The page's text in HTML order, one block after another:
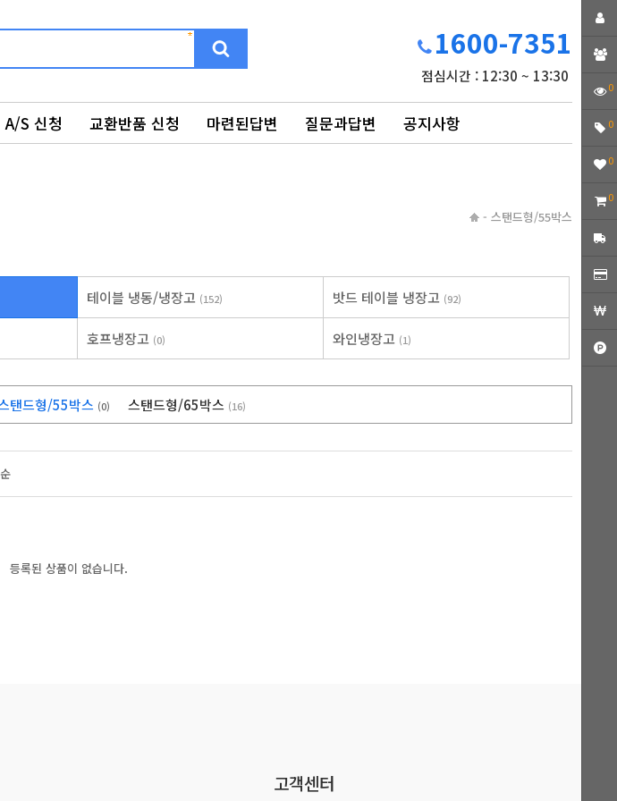
1600-7351
점심시간 : 12:30 ~ 13:30
A/S 신청 교환반품 신청 마련된답변 질문과답변 공지사항
- 스탠드형/55박스
테이블 냉동/냉장고 (152) 밧드 테이블 냉장고 (92)
호프냉장고 (0) 와인냉장고 (1)
탠드형/55박스 (0) 스탠드형/65박스 (16)
등록된 상품이 없습니다.
고객센터
0
0
0
0